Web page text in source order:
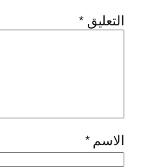
التعليق *
الاسم*